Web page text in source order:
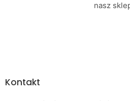
nasz
Kontakt